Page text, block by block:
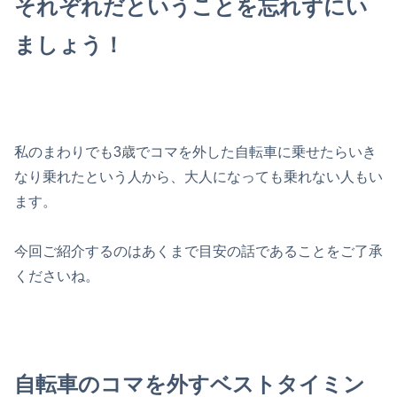
それぞれだということを忘れずにい
ましょう！
私のまわりでも3歳でコマを外した自転車に乗せたらいき
なり乗れたという人から、大人になっても乗れない人もい
ます。
今回ご紹介するのはあくまで目安の話であることをご了承
くださいね。
自転車のコマを外すベストタイミン